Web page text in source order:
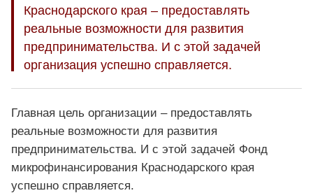
Краснодарского края – предоставлять
реальные возможности для развития
предпринимательства. И с этой задачей
организация успешно справляется.
Главная цель организации – предоставлять
реальные возможности для развития
предпринимательства. И с этой задачей Фонд
микрофинансирования Краснодарского края
успешно справляется.